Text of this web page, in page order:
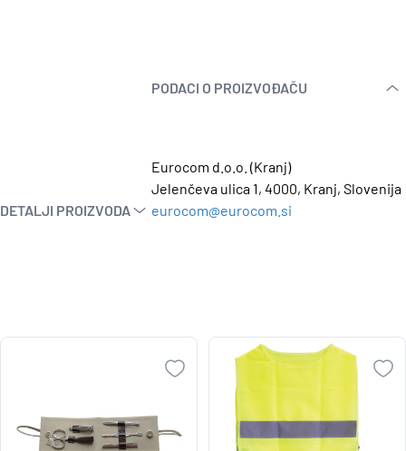
DETALJI PROIZVODA
PODACI O PROIZVOĐAČU
Eurocom d.o.o. (Kranj)
Jelenčeva ulica 1, 4000, Kranj, Slovenija
eurocom@eurocom.si